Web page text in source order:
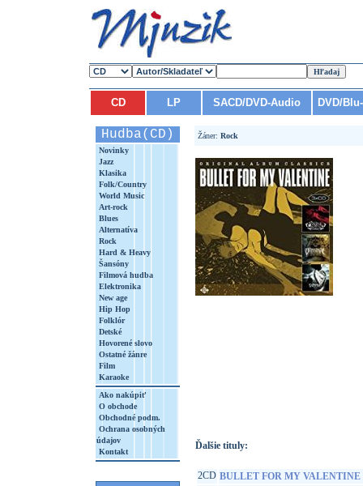
CD LP SACD/DVD-Audio DVD/
Hudba(CD)
Novinky
Jazz
Klasika
Folk/Country
World Music
Art-rock
Blues
Alternatíva
Rock
Hard & Heavy
Šansóny
Filmová hudba
Elektronika
New age
Hip Hop
Folklór
Detské
Hovorené slovo
Ostatné žánre
Film
Karaoke
Ako nakúpiť
O obchode
Obchodné podm.
Ochrana osobných
údajov
Kontakt
Žáner: Rock
Ďalšie tituly:
2CD BULLET FOR MY VALENTINE